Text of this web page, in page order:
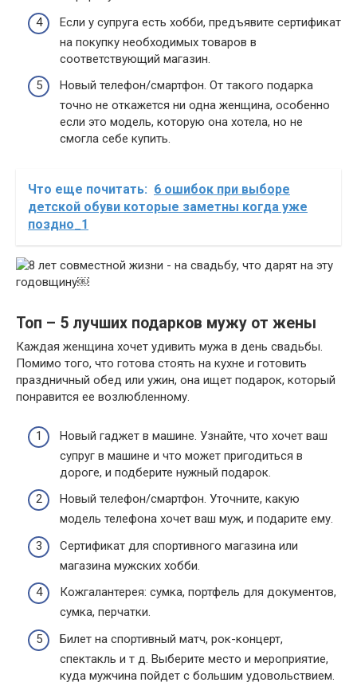
Если у супруга есть хобби, предъявите сертификат
на покупку необходимых товаров в
соответствующий магазин.
Новый телефон/смартфон. От такого подарка
точно не откажется ни одна женщина, особенно
если это модель, которую она хотела, но не
смогла себе купить.
Что еще почитать: 6 ошибок при выборе
детской обуви которые заметны когда уже
поздно_1
Топ – 5 лучших подарков мужу от жены
Каждая женщина хочет удивить мужа в день свадьбы.
Помимо того, что готова стоять на кухне и готовить
праздничный обед или ужин, она ищет подарок, который
понравится ее возлюбленному.
Новый гаджет в машине. Узнайте, что хочет ваш
супруг в машине и что может пригодиться в
дороге, и подберите нужный подарок.
Новый телефон/смартфон. Уточните, какую
модель телефона хочет ваш муж, и подарите ему.
Сертификат для спортивного магазина или
магазина мужских хобби.
Кожгалантерея: сумка, портфель для документов,
сумка, перчатки.
Билет на спортивный матч, рок-концерт,
спектакль и т д. Выберите место и мероприятие,
куда мужчина пойдет с большим удовольствием.